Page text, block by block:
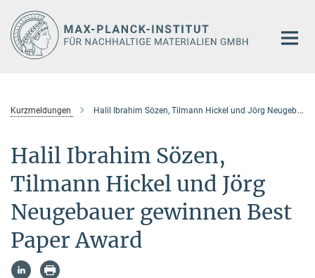
Hauptinhalt
Kurzmeldungen Halil Ibrahim Sözen, Tilmann Hickel und Jörg Neugebauer gewinnen Best Paper Award
Halil Ibrahim Sözen,
Tilmann Hickel und Jörg
Neugebauer gewinnen Best
Paper Award